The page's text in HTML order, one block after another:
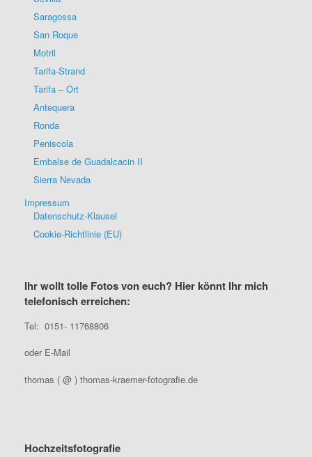
Saragossa
San Roque
Motril
Tarifa-Strand
Tarifa – Ort
Antequera
Ronda
Peniscola
Embalse de Guadalcacin II
Sierra Nevada
Impressum
Datenschutz-Klausel
Cookie-Richtlinie (EU)
Ihr wollt tolle Fotos von euch? Hier könnt Ihr mich
telefonisch erreichen:
Tel: 0151- 11768806
oder E-Mail
thomas ( @ ) thomas-kraemer-fotografie.de
Hochzeitsfotografie